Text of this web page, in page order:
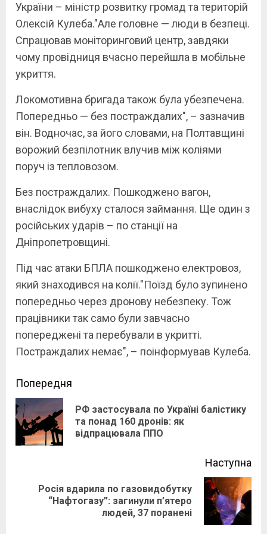
України – міністр розвитку громад та територій
Олексій Кулеба."Але головне — люди в безпеці.
Спрацював моніторинговий центр, завдяки
чому провідниця вчасно перейшла в мобільне
укриття.
Локомотивна бригада також була убезпечена.
Попередньо — без постраждалих", – зазначив
він. Водночас, за його словами, на Полтавщині
ворожий безпілотник влучив між коліями
поруч із тепловозом.
Без постраждалих. Пошкоджено вагон,
внаслідок вибуху сталося займання. Ще один з
російських ударів – по станції на
Дніпропетровщині.
Під час атаки БПЛА пошкоджено електровоз,
який знаходився на колії."Поїзд було зупинено
попередньо через дронову небезпеку. Тож
працівники так само були завчасно
попереджені та перебували в укритті.
Постраждалих немає", – поінформував Кулеба.
Continue
Reading
Попередня
РФ застосувала по Україні балістику
та понад 160 дронів: як
відпрацювала ППО
Наступна
Росія вдарила по газовидобутку
“Нафтогазу”: загинули п’ятеро
людей, 37 поранені